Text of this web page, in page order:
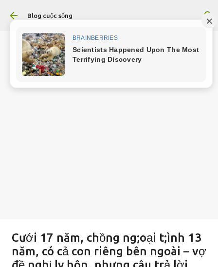
Chuyển đến nội dung chính
Blog cuộc sống
Cưới 17 năm, chồng ng;oại t;ình 13
năm, có cả con riêng bên ngoài – vợ